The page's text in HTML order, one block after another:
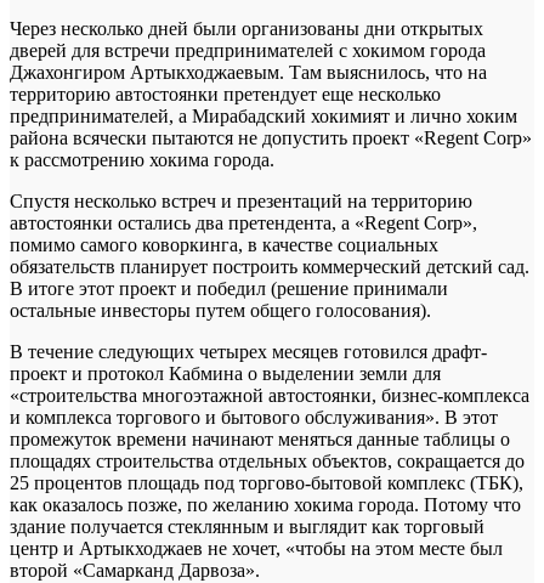
Через несколько дней были организованы дни открытых
дверей для встречи предпринимателей с хокимом города
Джахонгиром Артыкходжаевым. Там выяснилось, что на
территорию автостоянки претендует еще несколько
предпринимателей, а Мирабадский хокимият и лично хоким
района всячески пытаются не допустить проект «Regent Corp»
к рассмотрению хокима города.
Спустя несколько встреч и презентаций на территорию
автостоянки остались два претендента, а «Regent Corp»,
помимо самого коворкинга, в качестве социальных
обязательств планирует построить коммерческий детский сад.
В итоге этот проект и победил (решение принимали
остальные инвесторы путем общего голосования).
В течение следующих четырех месяцев готовился драфт-
проект и протокол Кабмина о выделении земли для
«строительства многоэтажной автостоянки, бизнес-комплекса
и комплекса торгового и бытового обслуживания». В этот
промежуток времени начинают меняться данные таблицы о
площадях строительства отдельных объектов, сокращается до
25 процентов площадь под торгово-бытовой комплекс (ТБК),
как оказалось позже, по желанию хокима города. Потому что
здание получается стеклянным и выглядит как торговый
центр и Артыкходжаев не хочет, «чтобы на этом месте был
второй «Самарканд Дарвоза».